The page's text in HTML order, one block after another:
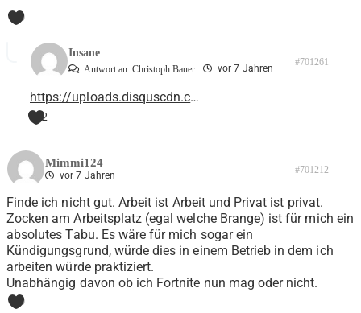
0
Insane
Antwort an Christoph Bauer vor 7 Jahren
#701261
https://uploads.disquscdn.c…
2
Mimmi124
vor 7 Jahren #701212
Finde ich nicht gut. Arbeit ist Arbeit und Privat ist privat.
Zocken am Arbeitsplatz (egal welche Brange) ist für mich ein
absolutes Tabu. Es wäre für mich sogar ein
Kündigungsgrund, würde dies in einem Betrieb in dem ich
arbeiten würde praktiziert.
Unabhängig davon ob ich Fortnite nun mag oder nicht.
0